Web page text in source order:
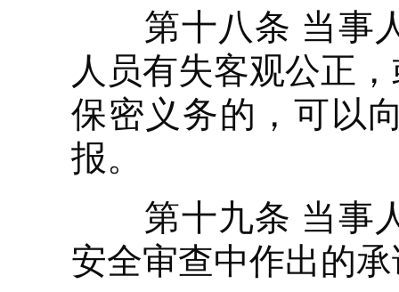
第十八条 当事人
人员有失客观公正
保密义务的，可以
报。
第十九条 当事人
安全审查中作出的